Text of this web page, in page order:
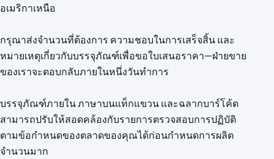
อเมริกาเหนือ
กรุณาส่งจำนวนที่ต้องการ ความชอบในการเสร็จสิ้น และ
หมายเหตุเกี่ยวกับบรรจุภัณฑ์เพื่อขอใบเสนอราคา—ฝ่ายขาย
ของเราจะตอบกลับภายในหนึ่งวันทำการ
บรรจุภัณฑ์ภายใน ภาษาบนแท็กแขวน และฉลากบาร์โค้ด
สามารถปรับให้สอดคล้องกับรายการตรวจสอบการปฏิบัติ
ตามข้อกำหนดของตลาดของคุณได้ก่อนกำหนดการผลิต
จำนวนมาก